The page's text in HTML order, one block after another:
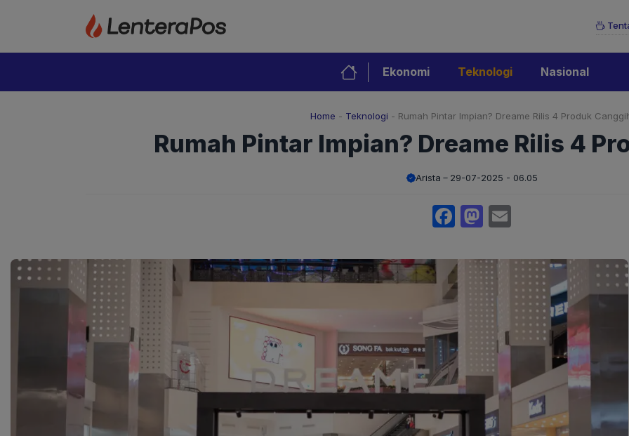
Ekonomi Teknologi Nasional
Home - Teknologi - Rumah Pintar Impian? Dreame Rilis 4 Produk
Rumah Pintar Impian? Dreame Rilis 4
Arista 29-07-2025 - 06.05
Facebook
Mastodon